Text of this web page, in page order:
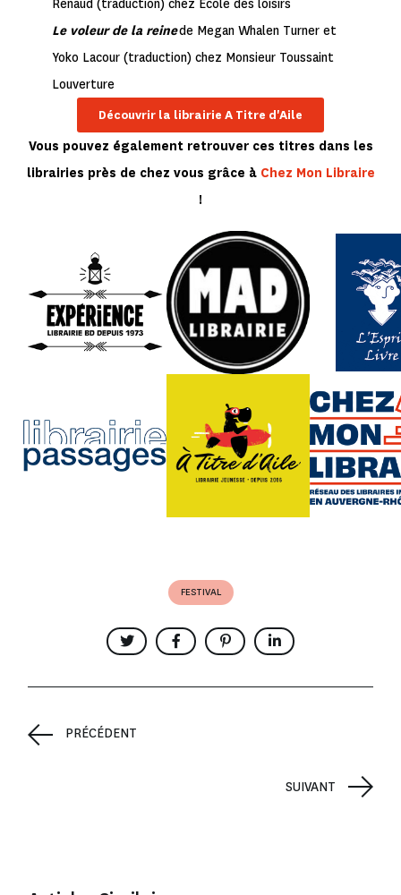
Renaud (traduction) chez Ecole des loisirs
Le voleur de la reinede Megan Whalen Turner et
Yoko Lacour (traduction) chez Monsieur Toussaint
Louverture
Découvrir la librairie A Titre d'Aile
Vous pouvez également retrouver ces titres dans les
librairies près de chez vous grâce à Chez Mon Libraire
!
FESTIVAL
PRÉCÉDENT
SUIVANT